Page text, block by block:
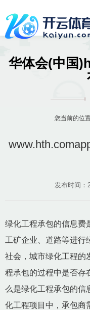
华体会(中国
您当前的位
发布时间：
绿化工程承包的信息费
工矿企业、道路等进行
社会，城市绿化工程的
程承包的过程中是否存
么是绿化工程承包的信
化工程项目中，承包商